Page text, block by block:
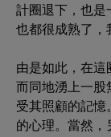
計圈退下，也是
也都很成熟了，
由是如此，在這
而同地湧上一股
受其照顧的記憶
的心理。當然，